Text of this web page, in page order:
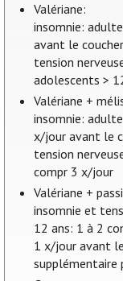
Valériane:
insomnie:
avant le coucher
tension
adolescents >
Valériane +
insomnie:
x/jour avant le
tension
compr 3 x/jour
Valériane +
insomnie et
12 ans: 1 à 2
1 x/jour avant
supplémentaire